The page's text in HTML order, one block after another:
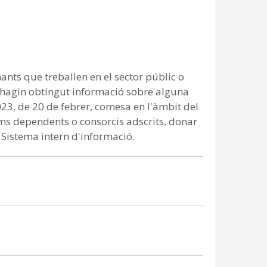
que treballen en el sector públic o
obtingut informació sobre alguna
de 20 de febrer, comesa en l'àmbit del
dependents o consorcis adscrits, donar
intern d'informació.